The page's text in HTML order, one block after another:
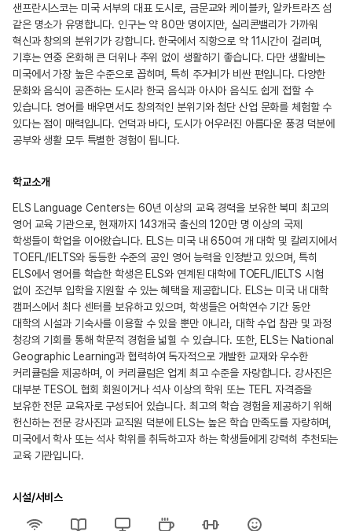
샌프란시스코는 미국 서부의 대표 도시로, 금문교와 케이블카, 알카트라즈 섬
같은 명소가 유명합니다. 인구는 약 80만 명이지만, 실리콘밸리가 가까워
혁신과 창의의 분위기가 강합니다. 한국에서 직항으로 약 11시간이 걸리며,
기후는 연중 온화해 큰 더위나 추위 없이 생활하기 좋습니다. 다만 생활비는
미국에서 가장 높은 수준으로 꼽히며, 특히 주거비가 비싼 편입니다. 다양한
문화와 음식이 공존하는 도시라 한국 음식과 아시아 음식도 쉽게 접할 수
있습니다. 영어를 배우면서도 창의적인 분위기와 첨단 산업 문화를 체험할 수
있다는 점이 매력입니다. 언덕과 바다, 도시가 어우러진 아름다운 풍경 덕분에
공부와 생활 모두 특별한 경험이 됩니다.
학교소개
ELS Language Centers는 60년 이상의 교육 경력을 보유한 북미 최고의
영어 교육 기관으로, 현재까지 143개국 출신의 120만 명 이상의 국제
학생들이 학업을 이어왔습니다. ELS는 미국 내 650여 개 대학 및 칼리지에서
TOEFL/IELTS와 동등한 수준의 공인 영어 능력을 인정받고 있으며, 특히
ELS에서 영어를 학습한 학생은 ELS와 연계된 대학에 TOEFL/IELTS 시험
없이 조건부 입학을 지원할 수 있는 혜택을 제공합니다. ELS는 미국 내 대학
캠퍼스에서 최다 센터를 보유하고 있으며, 학생들은 어학연수 기간 동안
대학의 시설과 기숙사를 이용할 수 있을 뿐만 아니라, 대학 수업 참관 및 과정
청강의 기회를 통해 학문적 경험을 넓힐 수 있습니다. 또한, ELS는 National
Geographic Learning과 협력하여 독자적으로 개발한 교재와 우수한
커리큘럼을 제공하며, 이 커리큘럼은 업계 최고 수준을 자랑합니다. 강사진은
대부분 TESOL 협회 회원이거나 석사 이상의 학위 또는 TEFL 자격증을
보유한 전문 교육자로 구성되어 있습니다. 최고의 학습 경험을 제공하기 위해
헌신하는 전문 강사진과 교직원 덕분에 ELS는 높은 학습 만족도를 자랑하며,
미국에서 학사 또는 석사 학위를 취득하고자 하는 학생들에게 강력히 추천되는
교육 기관입니다.
시설/서비스